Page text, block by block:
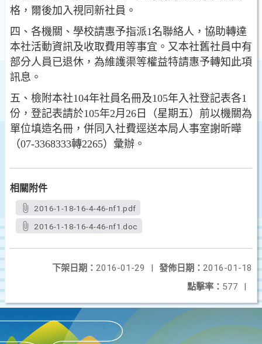
格，爾後加入視同新社員。
四、各機關、學校請惠予指派1名聯絡人，協助轉達
本社活動資訊及收取費用等事宜。又本社舊社員中有
部分人員已退休，為維護渠等權益特請惠予轉知此項
訊息。
五、檢附本社104年社員名冊及105年入社登記表各1
份，登記表請於105年2月26日（星期五）前以機關為
單位填造名冊，併同入社費逕送本局人事室謝昕曄
（07-3368333轉2265）彙辦。
相關附件
2016-1-18-16-4-46-nf1.pdf
2016-1-18-16-4-46-nf1.doc
發佈日期： 2016-01-18
下架日期： 2016-01-29
|
點擊率： 577 |